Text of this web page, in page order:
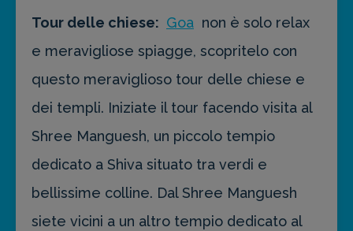
Tour delle chiese: Goa non è solo relax
e meravigliose spiagge, scopritelo con
questo meraviglioso tour delle chiese e
dei templi. Iniziate il tour facendo visita al
Shree Manguesh, un piccolo tempio
dedicato a Shiva situato tra verdi e
bellissime colline. Dal Shree Manguesh
siete vicini a un altro tempio dedicato al